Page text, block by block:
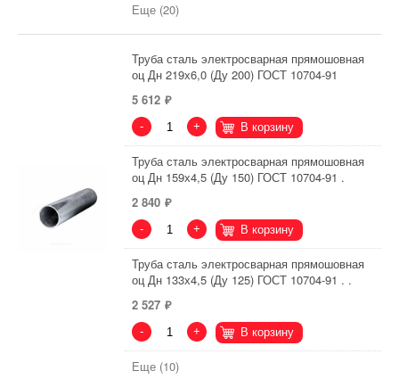
Еще (20)
Труба сталь электросварная прямошовная
оц Дн 219х6,0 (Ду 200) ГОСТ 10704-91
5 612
- + В корзину
Труба сталь электросварная прямошовная
оц Дн 159х4,5 (Ду 150) ГОСТ 10704-91 .
2 840
- + В корзину
Труба сталь электросварная прямошовная
оц Дн 133х4,5 (Ду 125) ГОСТ 10704-91 . .
2 527
- + В корзину
Еще (10)